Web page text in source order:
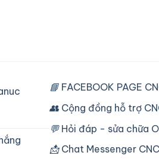
📘 FACEBOOK PAGE
👥 Cộng đồng hỗ trợ
💬Hỏi đáp - sửa chữa
📩Chat Messenger